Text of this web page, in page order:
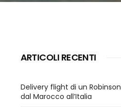
ARTICOLI RECENTI
Delivery flight di un
dal Marocco all’Italia